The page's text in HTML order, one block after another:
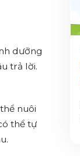
dưỡng
trả lời.
nuôi
thể tự